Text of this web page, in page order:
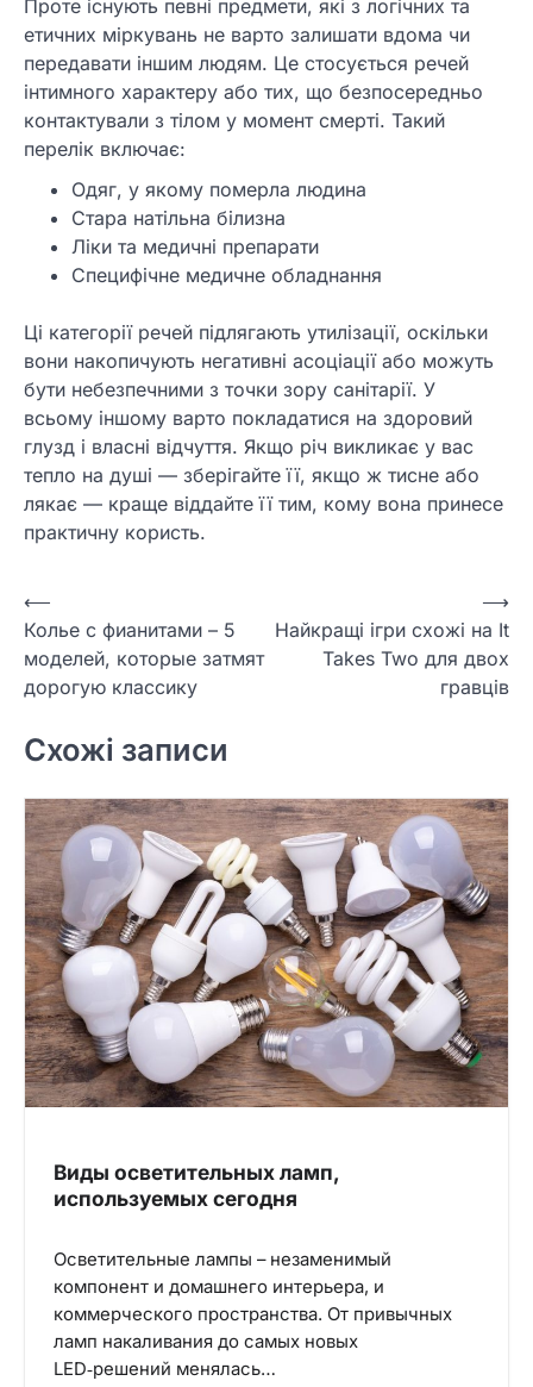
Проте існують певні предмети, які з логічних та
етичних міркувань не варто залишати вдома чи
передавати іншим людям. Це стосується речей
інтимного характеру або тих, що безпосередньо
контактували з тілом у момент смерті. Такий
перелік включає:
Одяг, у якому померла людина
Стара натільна білизна
Ліки та медичні препарати
Специфічне медичне обладнання
Ці категорії речей підлягають утилізації, оскільки
вони накопичують негативні асоціації або можуть
бути небезпечними з точки зору санітарії. У
всьому іншому варто покладатися на здоровий
глузд і власні відчуття. Якщо річ викликає у вас
тепло на душі — зберігайте її, якщо ж тисне або
лякає — краще віддайте її тим, кому вона принесе
практичну користь.
Навігація
записів
⟵
Колье с фианитами – 5
моделей, которые затмят
дорогую классику
Найкращі ігри схожі на It
Takes Two для двох
гравців
⟶
Схожі записи
Виды осветительных ламп,
используемых сегодня
Осветительные лампы – незаменимый
компонент и домашнего интерьера, и
коммерческого пространства. От привычных
ламп накаливания до самых новых
LED‑решений менялась…